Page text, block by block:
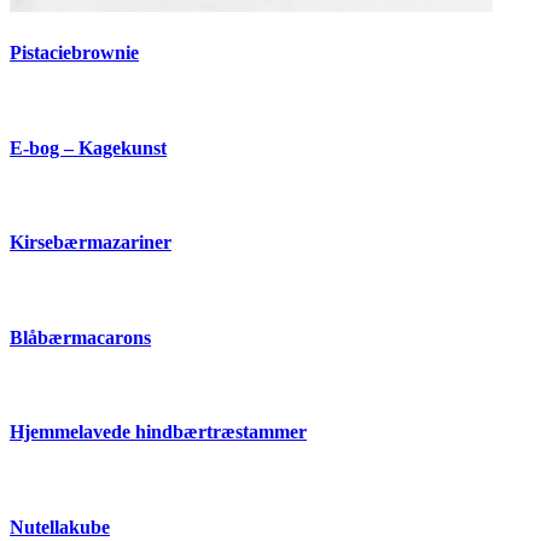
Pistaciebrownie
E-bog – Kagekunst
Kirsebærmazariner
Blåbærmacarons
Hjemmelavede hindbærtræstammer
Nutellakube